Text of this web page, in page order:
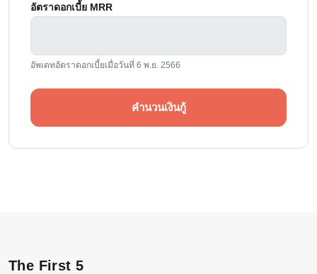
อัตราดอกเบี้ย MRR
อัพเดทอัตราดอกเบี้ยเมื่อวันที่ 6 พ.ย. 2566
คำนวนเงินกู้
The First 5